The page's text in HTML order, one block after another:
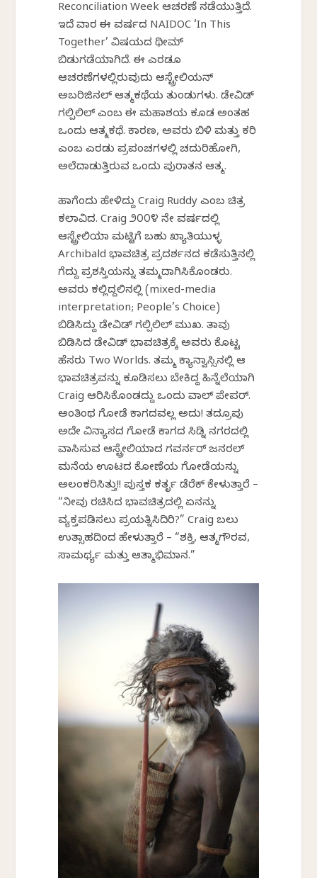
Reconciliation Week ಆಚರಣೆ ನಡೆಯುತ್ತಿದೆ.
ಇದೆ ವಾರ ಈ ವರ್ಷದ NAIDOC ‘In This
Together’ ವಿಷಯದ ಥೀಮ್
ಬಿಡುಗಡೆಯಾಗಿದೆ. ಈ ಎರಡೂ
ಆಚರಣೆಗಳಲ್ಲಿರುವುದು ಆಸ್ಟ್ರೇಲಿಯನ್
ಅಬರಿಜಿನಲ್ ಆತ್ಮಕಥೆಯ ತುಂಡುಗಳು. ಡೇವಿಡ್
ಗಲ್ಪಿಲಿಲ್ ಎಂಬ ಈ ಮಹಾಶಯ ಕೂಡ ಅಂತಹ
ಒಂದು ಆತ್ಮಕಥೆ. ಕಾರಣ, ಅವರು ಬಿಳಿ ಮತ್ತು ಕರಿ
ಎಂಬ ಎರಡು ಪ್ರಪಂಚಗಳಲ್ಲಿ ಚದುರಿಹೋಗಿ,
ಅಲೆದಾಡುತ್ತಿರುವ ಒಂದು ಪುರಾತನ ಆತ್ಮ.
ಹಾಗೆಂದು ಹೇಳಿದ್ದು Craig Ruddy ಎಂಬ ಚಿತ್ರ
ಕಲಾವಿದ. Craig ೨೦೦೪ ನೇ ವರ್ಷದಲ್ಲಿ
ಆಸ್ಟ್ರೇಲಿಯಾ ಮಟ್ಟಿಗೆ ಬಹು ಖ್ಯಾತಿಯುಳ್ಳ
Archibald ಭಾವಚಿತ್ರ ಪ್ರದರ್ಶನದ ಕಡೆಸುತ್ತಿನಲ್ಲಿ
ಗೆದ್ದು ಪ್ರಶಸ್ತಿಯನ್ನು ತಮ್ಮದಾಗಿಸಿಕೊಂಡರು.
ಅವರು ಕಲ್ಲಿದ್ದಲಿನಲ್ಲಿ (mixed-media
interpretation; People’s Choice)
ಬಿಡಿಸಿದ್ದು ಡೇವಿಡ್ ಗಲ್ಪಿಲಿಲ್ ಮುಖ. ತಾವು
ಬಿಡಿಸಿದ ಡೇವಿಡ್ ಭಾವಚಿತ್ರಕ್ಕೆ ಅವರು ಕೊಟ್ಟ
ಹೆಸರು Two Worlds. ತಮ್ಮ ಕ್ಯಾನ್ವಾಸ್ಸಿನಲ್ಲಿ ಆ
ಭಾವಚಿತ್ರವನ್ನು ಕೂಡಿಸಲು ಬೇಕಿದ್ದ ಹಿನ್ನೆಲೆಯಾಗಿ
Craig ಆರಿಸಿಕೊಂಡದ್ದು ಒಂದು ವಾಲ್ ಪೇಪರ್.
ಅಂತಿಂಥ ಗೋಡೆ ಕಾಗದವಲ್ಲ ಅದು! ತದ್ರೂಪು
ಅದೇ ವಿನ್ಯಾಸದ ಗೋಡೆ ಕಾಗದ ಸಿಡ್ನಿ ನಗರದಲ್ಲಿ
ವಾಸಿಸುವ ಆಸ್ಟ್ರೇಲಿಯಾದ ಗವರ್ನರ್ ಜನರಲ್
ಮನೆಯ ಊಟದ ಕೋಣೆಯ ಗೋಡೆಯನ್ನು
ಅಲಂಕರಿಸಿತ್ತು!! ಪುಸ್ತಕ ಕರ್ತೃ ಡೆರೆಕ್ ಕೇಳುತ್ತಾರೆ –
“ನೀವು ರಚಿಸಿದ ಭಾವಚಿತ್ರದಲ್ಲಿ ಏನನ್ನು
ವ್ಯಕ್ತಪಡಿಸಲು ಪ್ರಯತ್ನಿಸಿದಿರಿ?” Craig ಬಲು
ಉತ್ಸಾಹದಿಂದ ಹೇಳುತ್ತಾರೆ – “ಶಕ್ತಿ, ಆತ್ಮಗೌರವ,
ಸಾಮರ್ಥ್ಯ ಮತ್ತು ಆತ್ಮಾಭಿಮಾನ.”